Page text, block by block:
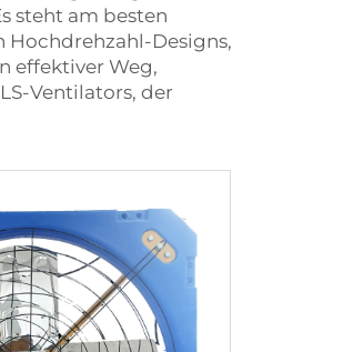
steht am besten
Hochdrehzahl-Designs,
effektiver Weg,
Ventilators, der